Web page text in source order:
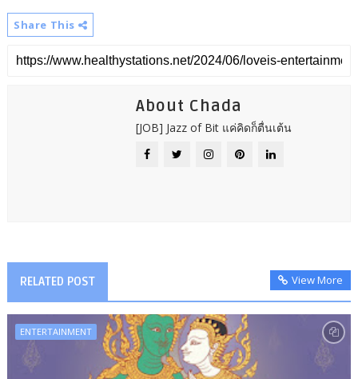
Share This
About Chada
[JOB] Jazz of Bit แค่คิดก็ตื่นเต้น
RELATED POST View More
ENTERTAINMENT